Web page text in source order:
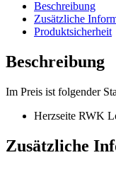
Beschreibung
Zusätzliche
Produktsicherheit
Beschreibung
Im Preis ist folgender
Herzseite RWK
Zusätzliche